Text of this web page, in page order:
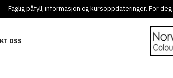
Faglig påfyll, informasjon og kursoppdateringer. For
OSS